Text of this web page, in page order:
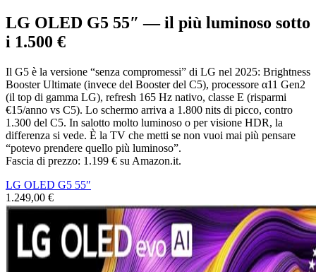
LG OLED G5 55″ — il più luminoso sotto
i 1.500 €
Il G5 è la versione “senza compromessi” di LG nel 2025: Brightness
Booster Ultimate (invece del Booster del C5), processore α11 Gen2
(il top di gamma LG), refresh 165 Hz nativo, classe E (risparmi
€15/anno vs C5). Lo schermo arriva a 1.800 nits di picco, contro
1.300 del C5. In salotto molto luminoso o per visione HDR, la
differenza si vede. È la TV che metti se non vuoi mai più pensare
“potevo prendere quello più luminoso”.
Fascia di prezzo: 1.199 € su Amazon.it.
LG OLED G5 55″
1.249,00 €